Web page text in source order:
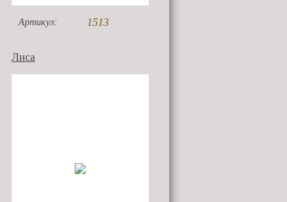
Артикул: 1513
Лиса